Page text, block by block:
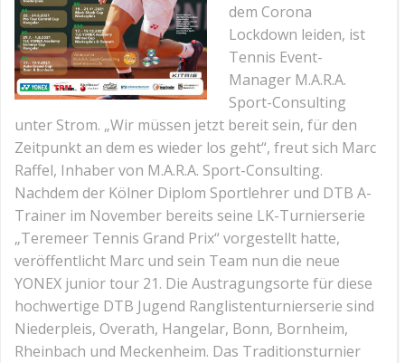
dem Corona
Lockdown leiden, ist
Tennis Event-
Manager M.A.R.A.
Sport-Consulting
unter Strom. „Wir müssen jetzt bereit sein, für den
Zeitpunkt an dem es wieder los geht“, freut sich Marc
Raffel, Inhaber von M.A.R.A. Sport-Consulting.
Nachdem der Kölner Diplom Sportlehrer und DTB A-
Trainer im November bereits seine LK-Turnierserie
„Teremeer Tennis Grand Prix“ vorgestellt hatte,
veröffentlicht Marc und sein Team nun die neue
YONEX junior tour 21. Die Austragungsorte für diese
hochwertige DTB Jugend Ranglistenturnierserie sind
Niederpleis, Overath, Hangelar, Bonn, Bornheim,
Rheinbach und Meckenheim. Das Traditionsturnier